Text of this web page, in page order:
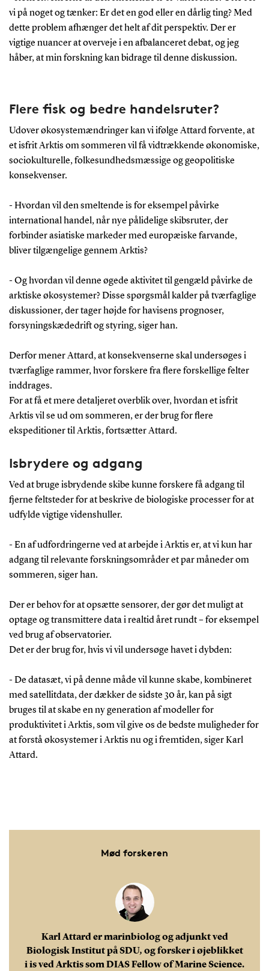
vi på noget og tænker: Er det en god eller en dårlig ting? Med
dette problem afhænger det helt af dit perspektiv. Der er
vigtige nuancer at overveje i en afbalanceret debat, og jeg
håber, at min forskning kan bidrage til denne diskussion.
Flere fisk og bedre handelsruter?
Udover økosystemændringer kan vi ifølge Attard forvente, at
et isfrit Arktis om sommeren vil få vidtrækkende økonomiske,
sociokulturelle, folkesundhedsmæssige og geopolitiske
konsekvenser.
- Hvordan vil den smeltende is for eksempel påvirke
international handel, når nye pålidelige skibsruter, der
forbinder asiatiske markeder med europæiske farvande,
bliver tilgængelige gennem Arktis?
- Og hvordan vil denne øgede aktivitet til gengæld påvirke de
arktiske økosystemer? Disse spørgsmål kalder på tværfaglige
diskussioner, der tager højde for havisens prognoser,
forsyningskædedrift og styring, siger han.
Derfor mener Attard, at konsekvenserne skal undersøges i
tværfaglige rammer, hvor forskere fra flere forskellige felter
inddrages.
For at få et mere detaljeret overblik over, hvordan et isfrit
Arktis vil se ud om sommeren, er der brug for flere
ekspeditioner til Arktis, fortsætter Attard.
Isbrydere og adgang
Ved at bruge isbrydende skibe kunne forskere få adgang til
fjerne feltsteder for at beskrive de biologiske processer for at
udfylde vigtige videnshuller.
- En af udfordringerne ved at arbejde i Arktis er, at vi kun har
adgang til relevante forskningsområder et par måneder om
sommeren, siger han.
Der er behov for at opsætte sensorer, der gør det muligt at
optage og transmittere data i realtid året rundt – for eksempel
ved brug af observatorier.
Det er der brug for, hvis vi vil undersøge havet i dybden:
- De datasæt, vi på denne måde vil kunne skabe, kombineret
med satellitdata, der dækker de sidste 30 år, kan på sigt
bruges til at skabe en ny generation af modeller for
produktivitet i Arktis, som vil give os de bedste muligheder for
at forstå økosystemer i Arktis nu og i fremtiden, siger Karl
Attard.
Mød forskeren
Karl Attard er marinbiolog og adjunkt ved
Biologisk Institut på SDU, og forsker i øjeblikket
i is ved Arktis som DIAS Fellow of Marine Science.